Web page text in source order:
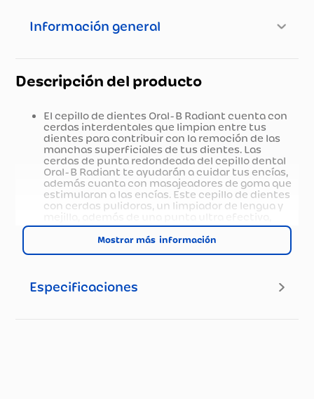
Información general
Descripción del producto
El cepillo de dientes Oral-B Radiant cuenta con
cerdas interdentales que limpian entre tus
dientes para contribuir con la remoción de las
manchas superficiales de tus dientes. Las
cerdas de punta redondeada del cepillo dental
Oral-B Radiant te ayudarán a cuidar tus encías,
además cuanta con masajeadores de goma que
estimularan a las encías. Este cepillo de dientes
con cerdas pulidoras, un limpiador de lengua y
limpiará áreas de difícil alcance. Protege la salud
de tus encías usando el cepillo de dientes Oral-B
Radiant en tu rutina de cepillado Oral-B.
Mostrar más
Especificaciones